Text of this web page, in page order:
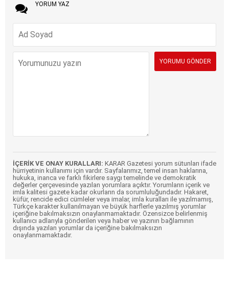
YORUM YAZ
İÇERİK VE ONAY KURALLARI: KARAR Gazetesi yorum sütunları ifade
hürriyetinin kullanımı için vardır. Sayfalarımız, temel insan haklarına,
hukuka, inanca ve farklı fikirlere saygı temelinde ve demokratik
değerler çerçevesinde yazılan yorumlara açıktır. Yorumların içerik ve
imla kalitesi gazete kadar okurların da sorumluluğundadır. Hakaret,
küfür, rencide edici cümleler veya imalar, imla kuralları ile yazılmamış,
Türkçe karakter kullanılmayan ve büyük harflerle yazılmış yorumlar
içeriğine bakılmaksızın onaylanmamaktadır. Özensizce belirlenmiş
kullanıcı adlarıyla gönderilen veya haber ve yazının bağlamının
dışında yazılan yorumlar da içeriğine bakılmaksızın
onaylanmamaktadır.